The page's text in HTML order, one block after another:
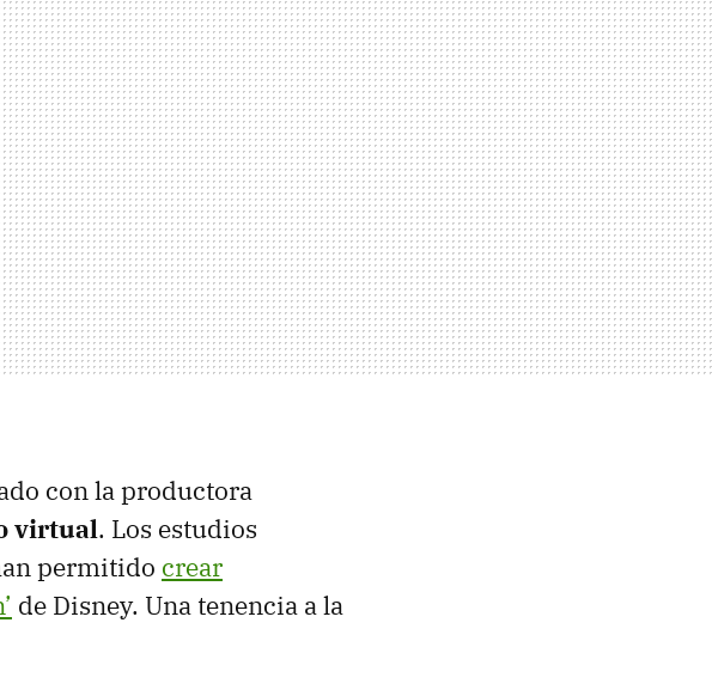
con la productora
virtual. Los estudios
permitido crear
de Disney. Una tenencia a la